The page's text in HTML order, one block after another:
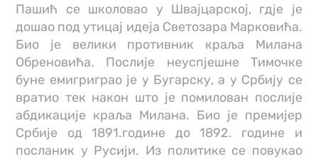
Пашић се школовао у Швајцарској, гдје је
дошао под утицај идеја Светозара Марковића.
Био је велики противник краља Милана
Обреновића. Послије неуспјешне Тимочке
буне емигриграо је у Бугарску, а у Србију се
вратио тек након што је помилован послије
абдикације краља Милана. Био је премијер
Србије од 1891.године до 1892. године и
посланик у Русији. Из политике се повукао